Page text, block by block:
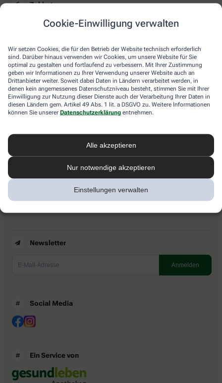
Cookie-Einwilligung verwalten
Wir setzen Cookies, die für den Betrieb der Website technisch erforderlich
sind. Darüber hinaus verwenden wir Cookies, um unsere Website für Sie
optimal zu gestalten und fortlaufend zu verbessern. Mit Ihrer Zustimmung
geben wir Informationen zu Ihrer Verwendung unserer Website auch an
Drittanbieter weiter. Soweit dabei Daten in Ländern verarbeitet werden, in
denen kein angemessenes Datenschutzniveau besteht, stimmen Sie mit Ihrer
Einwilligung zur Nutzung dieser Dienste auch der Verarbeitung Ihrer Daten in
diesen Ländern gem. Artikel 49 Abs. 1 lit. a DSGVO zu. Weitere Informationen
können Sie unserer Datenschutzerklärung entnehmen.
Alle akzeptieren
Nur notwendige akzeptieren
Einstellungen verwalten
Zahlarten
Bar oder mit einer anderen akzeptierten Zahlungsart Ihrer Apotheke vor Ort.
Lieferarten
Abholung in der Apotheke
Botendienstlieferung
apotheke.com Informationen
Newsletter
Barrierefreiheitserklärung
Newsletter
Social Media
Ein Service von